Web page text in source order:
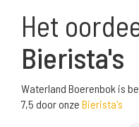
Het
Bierista's
Waterland Boerenbok is
7,5 door onze Bierista's